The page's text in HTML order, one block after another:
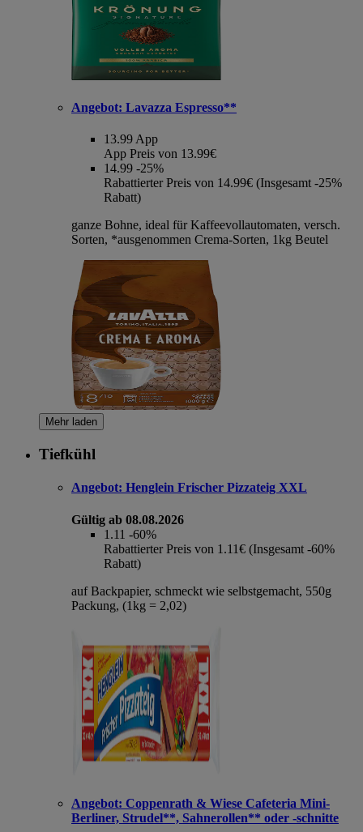
Angebot: Lavazza Espresso**
13.99 App
App Preis von 13.99€
14.99 -25%
Rabattierter Preis von 14.99€ (Insgesamt -25%
Rabatt)
ganze Bohne, ideal für Kaffeevollautomaten, versch.
Sorten, *ausgenommen Crema-Sorten, 1kg Beutel
Mehr laden
Tiefkühl
Angebot: Henglein Frischer Pizzateig XXL
Gültig ab 08.08.2026
1.11 -60%
Rabattierter Preis von 1.11€ (Insgesamt -60%
Rabatt)
auf Backpapier, schmeckt wie selbstgemacht, 550g
Packung, (1kg = 2,02)
Angebot: Coppenrath & Wiese Cafeteria Mini-
Berliner, Strudel**, Sahnerollen** oder -schnitte